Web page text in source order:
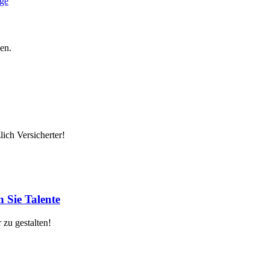
Versicherter!
Sie Talente
gestalten!